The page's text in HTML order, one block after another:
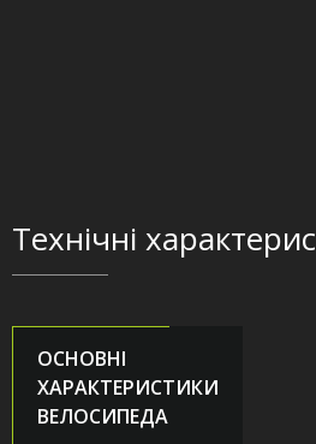
Технічні
ОСНОВНІ
ХАРАКТЕРИСТИКИ
ВЕЛОСИПЕДА